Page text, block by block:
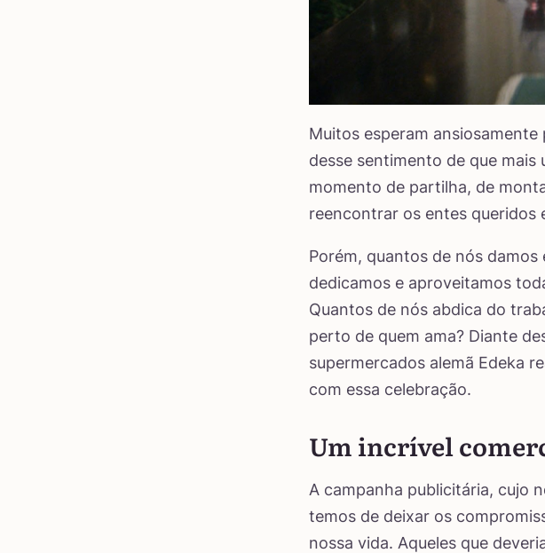
Muitos esperam
desse sentimento de que
momento de partilha, de
reencontrar os entes queridos
Porém, quantos de nós
dedicamos e aproveitamos
Quantos de nós abdica do
perto de quem ama? Diante
supermercados alemã Edeka
com essa celebração.
Um incrível
A campanha publicitária, cujo
temos de deixar os
nossa vida. Aqueles que